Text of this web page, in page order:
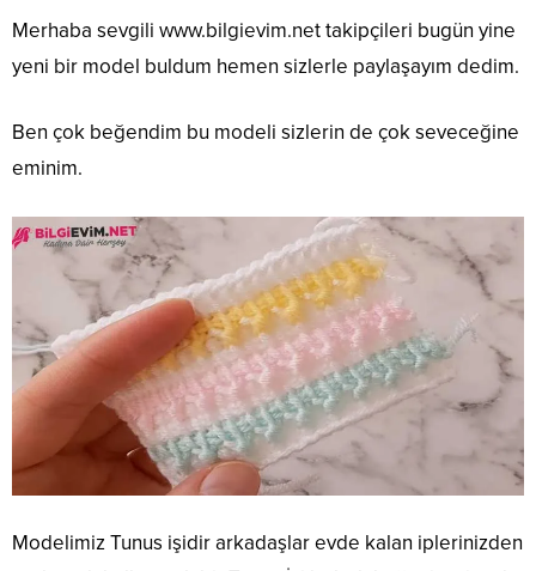
Merhaba sevgili www.bilgievim.nettakipçileri bugün yine
yeni bir model buldum hemen sizlerle paylaşayım dedim.
Ben çok beğendim bu modeli sizlerin de çok seveceğine
eminim.
Modelimiz Tunus işidir arkadaşlar evde kalan iplerinizden